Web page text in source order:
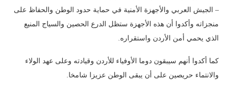
– الجيش العربي والأجهزة الأمنية في حماية حدود الوطن والحفاظ على
منجزاته وأكدوا أن هذه الأجهزة ستظل الدرع الحصين والسياج المنيع
الذي يحمي أمن الأردن واستقراره.
كما أكدوا أنهم سيبقون دوما الأوفياء للأردن وقيادته وعلى عهد الولاء
والانتماء حريصين على أن يبقى الوطن عزيزا شامخا.